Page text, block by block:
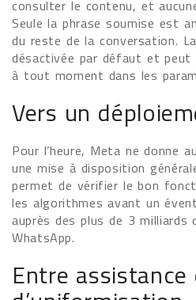
consulter le contenu, et
Seule la phrase soumise est
du reste de la conversation.
désactivée par défaut et peut
à tout moment dans les
Vers un
Pour l’heure, Meta ne donne
une mise à disposition
permet de vérifier le bon
les algorithmes avant un
auprès des plus de 3 milliards
WhatsApp.
Entre